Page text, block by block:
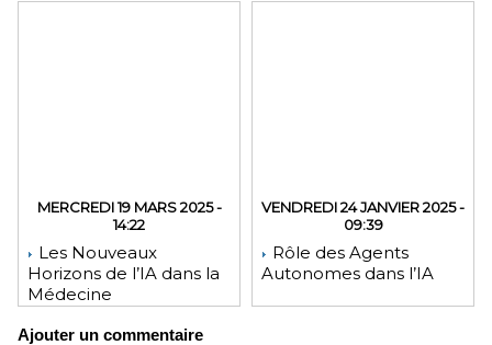
MERCREDI 19 MARS 2025 -
14:22
Les Nouveaux
Horizons de l’IA dans la
Médecine
VENDREDI 24 JANVIER 2025 -
09:39
Rôle des Agents
Autonomes dans l’IA
Ajouter un commentaire